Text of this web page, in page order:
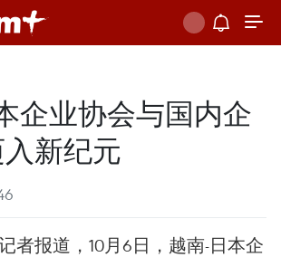
企业协会与国内企
新纪元
者报道，10月6日，越南-日本企